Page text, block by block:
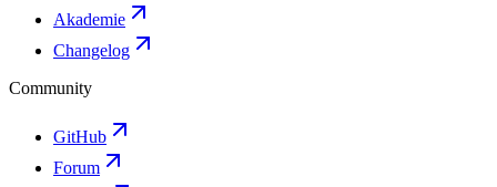
Akademie
Changelog
Community
GitHub
Forum